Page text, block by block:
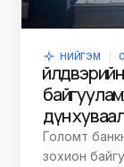
НИЙГЭМ
дүн
Голомт
зохион